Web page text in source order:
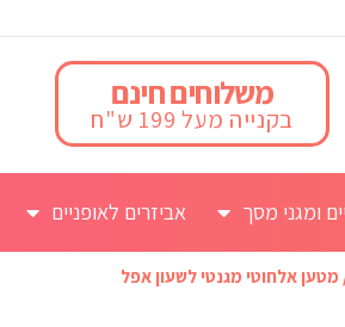
משלוחים חינם
בקנייה מעל 199 ש"ח
ומגני מסך אביזרים לאופניים
מטען אלחוטי מגנטי לשעון אפל